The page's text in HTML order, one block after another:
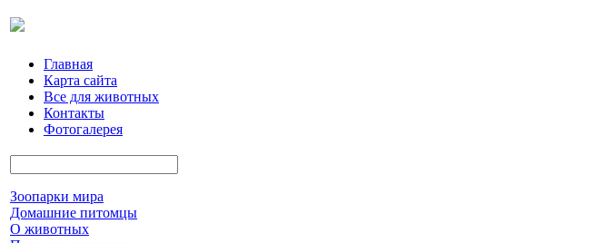
Главная
Карта сайта
Все для животных
Контакты
Фотогалерея
Зоопарки мира
Домашние питомцы
О животных